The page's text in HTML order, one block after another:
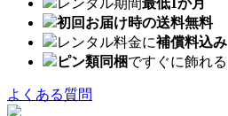
レンタル期間最低1か月
初回お届け時の送料無料
レンタル料金に補償料込み
ピン類同梱ですぐに飾れる
よくある質問